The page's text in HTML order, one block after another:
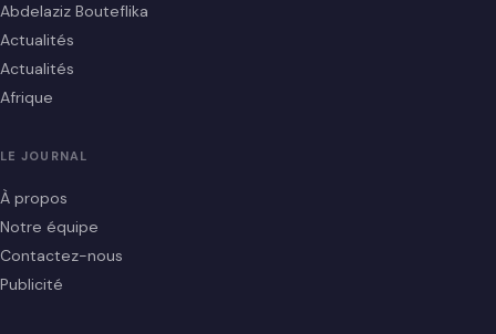
Abdelaziz Bouteflika
Actualités
Actualités
Afrique
LE JOURNAL
À propos
Notre équipe
Contactez-nous
Publicité